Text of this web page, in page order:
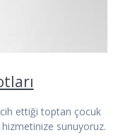
ettiği toptan çocuk
sunuyoruz.